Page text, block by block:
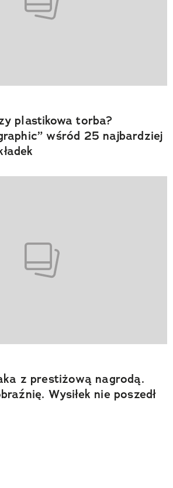
plastikowa torba?
wśród 25 najbardziej
z prestiżową nagrodą.
Wysiłek nie poszedł